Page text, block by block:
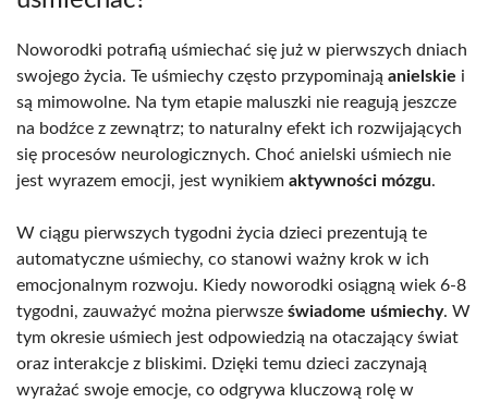
Noworodki potrafią uśmiechać się już w pierwszych dniach
swojego życia. Te uśmiechy często przypominają anielskie i
są mimowolne. Na tym etapie maluszki nie reagują jeszcze
na bodźce z zewnątrz; to naturalny efekt ich rozwijających
się procesów neurologicznych. Choć anielski uśmiech nie
jest wyrazem emocji, jest wynikiem aktywności mózgu.
W ciągu pierwszych tygodni życia dzieci prezentują te
automatyczne uśmiechy, co stanowi ważny krok w ich
emocjonalnym rozwoju. Kiedy noworodki osiągną wiek 6-8
tygodni, zauważyć można pierwsze świadome uśmiechy. W
tym okresie uśmiech jest odpowiedzią na otaczający świat
oraz interakcje z bliskimi. Dzięki temu dzieci zaczynają
wyrażać swoje emocje, co odgrywa kluczową rolę w